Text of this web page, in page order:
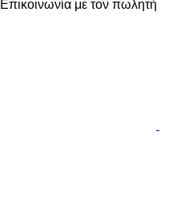
Επικοινωνία με τον πωλητή